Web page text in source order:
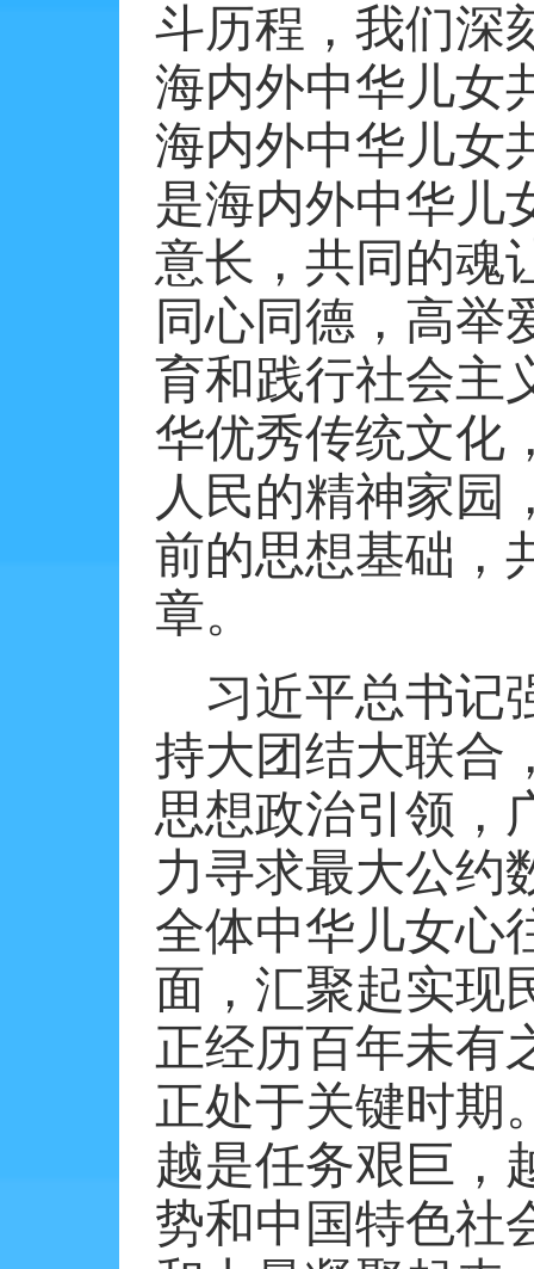
斗历程，我们深
海内外中华儿女
海内外中华儿女
是海内外中华儿
意长，共同的魂
同心同德，高举
育和践行社会主
华优秀传统文化
人民的精神家园
前的思想基础，
章。
习近平总书记
持大团结大联合
思想政治引领，
力寻求最大公约
全体中华儿女心
面，汇聚起实现
正经历百年未有
正处于关键时期
越是任务艰巨，
势和中国特色社